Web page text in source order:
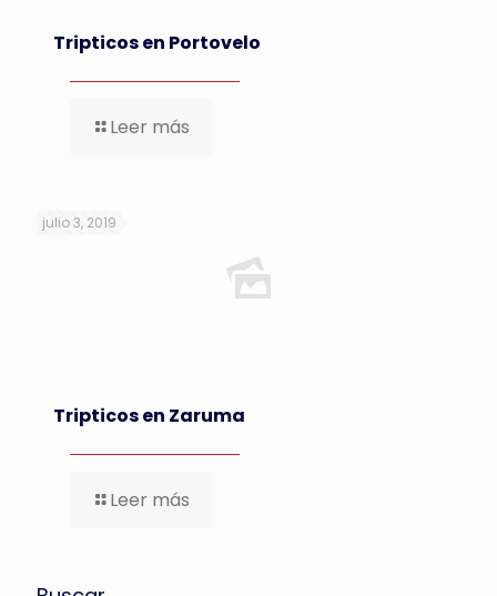
Tripticos en Portovelo
Leer más
julio 3, 2019
Tripticos en Zaruma
Leer más